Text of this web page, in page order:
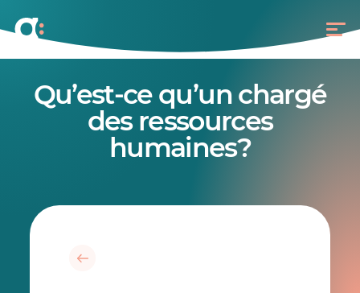
Qu’est-ce qu’un chargé
des ressources
humaines?